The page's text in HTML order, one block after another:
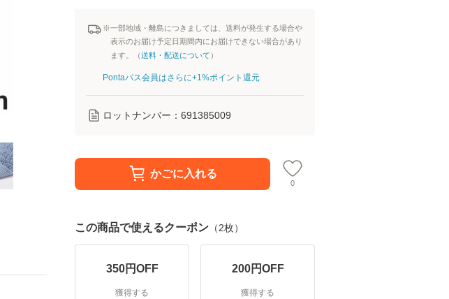
※一部地域・離島につきましては、送料が発生する場合や
表示のお届け予定日期間内にお届けできない場合があり
ます。（送料・配送について ）
Pontaパス会員はさらに+1%ポイント還元
ロットナンバー： 691385009
かごに入れる
0
この商品で使えるクーポン （2枚）
350円OFF
獲得する
200円OFF
獲得する